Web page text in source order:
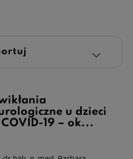
u dzieci
19 – ok...